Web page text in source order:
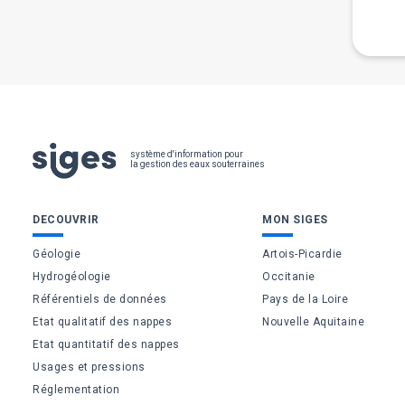
système d'information pour
la gestion des eaux souterraines
Pied
page
Bas
de
page
DECOUVRIR
Géologie
Hydrogéologie
Référentiels de données
Etat qualitatif des nappes
Etat quantitatif des nappes
Usages et pressions
Réglementation
MON SIGES
Artois-Picardie
Occitanie
Pays de la Loire
Nouvelle Aquitaine